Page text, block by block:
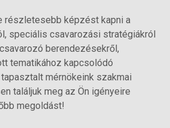
részletesebb képzést kapni a
speciális csavarozási stratégiákról
berendezésekről,
tematikához kapcsolódó
mérnökeink szakmai
találjuk meg az Ön igényeire
megoldást!